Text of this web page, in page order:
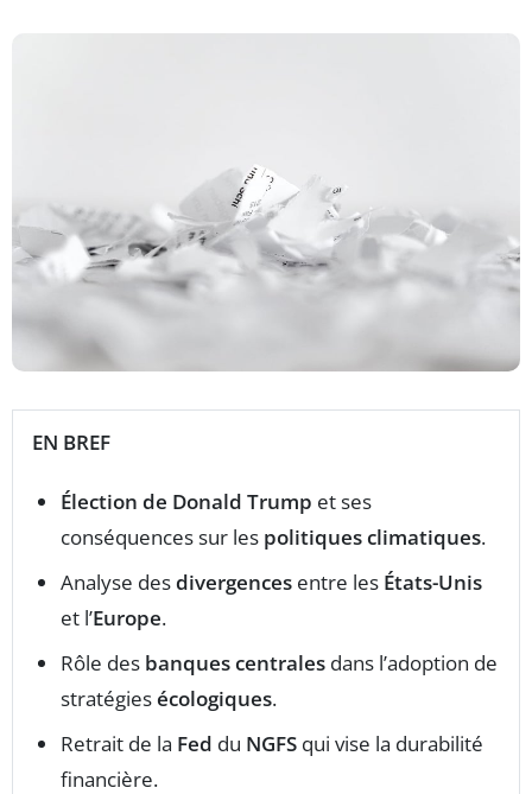
EN BREF
Élection de Donald Trump et ses
conséquences sur les politiques climatiques.
Analyse desdivergences entre les États-Unis
et l’Europe.
Rôle des banques centrales dans l’adoption de
stratégiesécologiques.
Retrait de la Fed du NGFS qui vise la durabilité
financière.